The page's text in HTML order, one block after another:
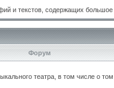
и текстов, содержащих
Форум
театра, в том числе о